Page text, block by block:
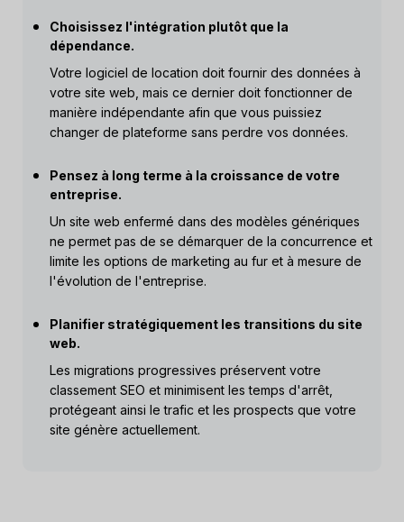
Choisissez l'intégration plutôt que la
dépendance.
Votre logiciel de location doit fournir des données à
votre site web, mais ce dernier doit fonctionner de
manière indépendante afin que vous puissiez
changer de plateforme sans perdre vos données.
Pensez à long terme à la croissance de votre
entreprise.
Un site web enfermé dans des modèles génériques
ne permet pas de se démarquer de la concurrence et
limite les options de marketing au fur et à mesure de
l'évolution de l'entreprise.
Planifier stratégiquement les transitions du site
web.
Les migrations progressives préservent votre
classement SEO et minimisent les temps d'arrêt,
protégeant ainsi le trafic et les prospects que votre
site génère actuellement.